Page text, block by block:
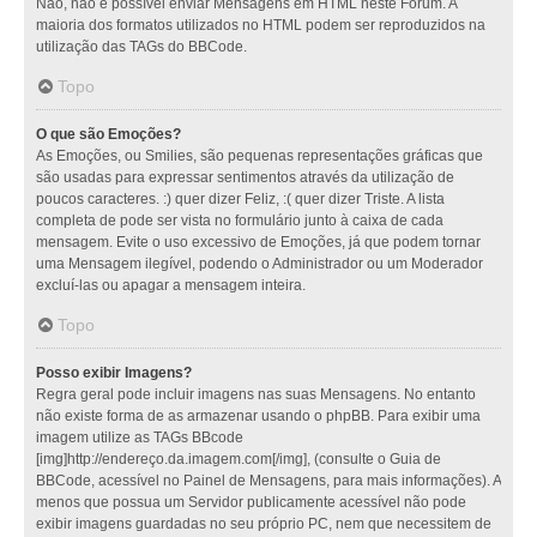
Não, não é possível enviar Mensagens em HTML neste Fórum. A
maioria dos formatos utilizados no HTML podem ser reproduzidos na
utilização das TAGs do BBCode.
Topo
O que são Emoções?
As Emoções, ou Smilies, são pequenas representações gráficas que
são usadas para expressar sentimentos através da utilização de
poucos caracteres. :) quer dizer Feliz, :( quer dizer Triste. A lista
completa de pode ser vista no formulário junto à caixa de cada
mensagem. Evite o uso excessivo de Emoções, já que podem tornar
uma Mensagem ilegível, podendo o Administrador ou um Moderador
excluí-las ou apagar a mensagem inteira.
Topo
Posso exibir Imagens?
Regra geral pode incluir imagens nas suas Mensagens. No entanto
não existe forma de as armazenar usando o phpBB. Para exibir uma
imagem utilize as TAGs BBcode
[img]http://endereço.da.imagem.com[/img], (consulte o Guia de
BBCode, acessível no Painel de Mensagens, para mais informações). A
menos que possua um Servidor publicamente acessível não pode
exibir imagens guardadas no seu próprio PC, nem que necessitem de